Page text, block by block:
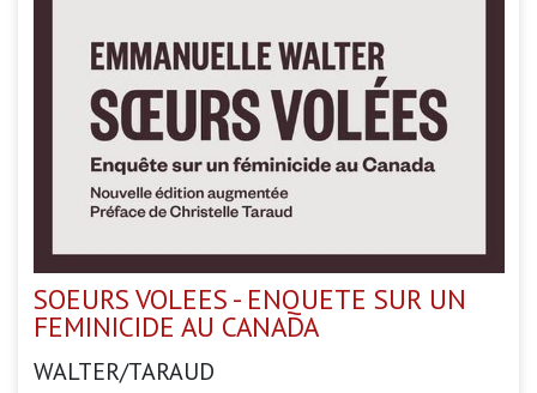
SOEURS VOLEES - ENQUETE SUR UN
FEMINICIDE AU CANADA
WALTER/TARAUD